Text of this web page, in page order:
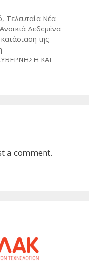
, Τελευταία Νέα
Ανοικτά Δεδομένα
της
ΚΑΙ
a comment.